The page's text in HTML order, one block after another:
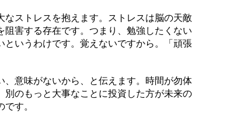
ストレスを抱えます。ストレスは脳の天敵
害する存在です。つまり、勉強したくない
いうわけです。覚えないですから。「頑張
意味がないから、と伝えます。時間が勿体
のもっと大事なことに投資した方が未来の
す。